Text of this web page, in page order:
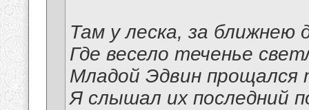
Там у леска, за ближнею
Где весело теченье
Младой Эдвин прощался
Я слышал их последний